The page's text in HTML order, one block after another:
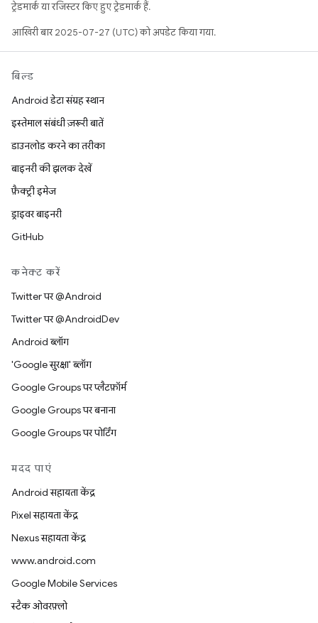
ट्रेडमार्क या रजिस्टर किए हुए ट्रेडमार्क हैं.
आखिरी बार 2025-07-27 (UTC) को अपडेट किया गया.
बिल्ड
Android डेटा संग्रह स्थान
इस्तेमाल संबंधी ज़रूरी बातें
डाउनलोड करने का तरीका
बाइनरी की झलक देखें
फ़ैक्ट्री इमेज
ड्राइवर बाइनरी
GitHub
कनेक्ट करें
Twitter पर @Android
Twitter पर @AndroidDev
Android ब्लॉग
'Google सुरक्षा' ब्लॉग
Google Groups पर प्लैटफ़ॉर्म
Google Groups पर बनाना
Google Groups पर पोर्टिंग
मदद पाएं
Android सहायता केंद्र
Pixel सहायता केंद्र
Nexus सहायता केंद्र
www.android.com
Google Mobile Services
स्टैक ओवरफ़्लो